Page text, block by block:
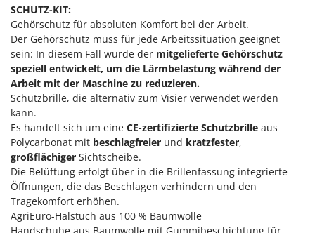
Rato
Reber
Redback
Resto Italia
Ribimex
Ritter
River Systems
Robomow
Rossofuoco
Rover Pompe
SCHUTZ-KIT:
Gehörschutz für absoluten Komfort bei der Arbeit.
Der Gehörschutz muss für jede Arbeitssituation geeignet
sein: In diesem Fall wurde der mitgelieferte Gehörschutz
speziell entwickelt, um die Lärmbelastung während der
Arbeit mit der Maschine zu reduzieren.
Schutzbrille, die alternativ zum Visier verwendet werden
kann.
Es handelt sich um eine CE-zertifizierte Schutzbrille aus
Polycarbonat mit beschlagfreier und kratzfester,
großflächiger Sichtscheibe.
Die Belüftung erfolgt über in die Brillenfassung integrierte
Öffnungen, die das Beschlagen verhindern und den
Tragekomfort erhöhen.
AgriEuro-Halstuch aus 100 % Baumwolle